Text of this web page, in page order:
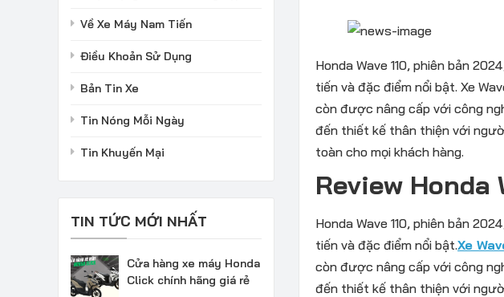
Honda Wave 110, phiên bản
tiến và đặc điểm nổi bật. Xe
còn được nâng cấp với công
đến thiết kế thân thiện với
toàn cho mọi khách hàng.
Review Honda
Honda Wave 110, phiên bản
tiến và đặc điểm nổi bật.Xe
còn được nâng cấp với công
đến thiết kế thân thiện với
Về Xe Máy Nam Tiến
Điều Khoản Sử Dụng
Bản Tin Xe
Tin Nóng Mỗi Ngày
Tin Khuyến Mại
TIN TỨC MỚI NHẤT
Cửa hàng xe máy Honda
Click chính hãng giá rẻ